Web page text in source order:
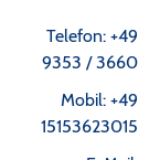
Telefon: +49
9353 / 3660
Mobil: +49
15153623015